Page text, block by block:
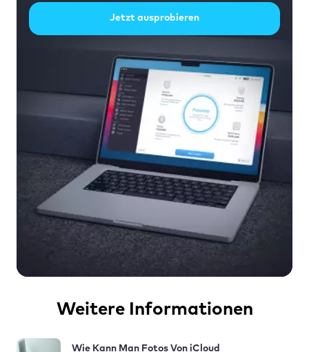
Jetzt ausprobieren
Weitere Informationen
Wie Kann Man Fotos Von iCloud